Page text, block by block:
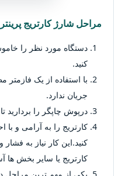
مراحل شارژ کارتریج پرینتر
دستگاه مورد نظر را
کنید.
با استفاده از یک
جریان ندارد.
درپوش چاپگر را بردارید
کارتریج را به آرامی و
کنید.این کار نیاز به
کارتریج یا سایر بخش ها